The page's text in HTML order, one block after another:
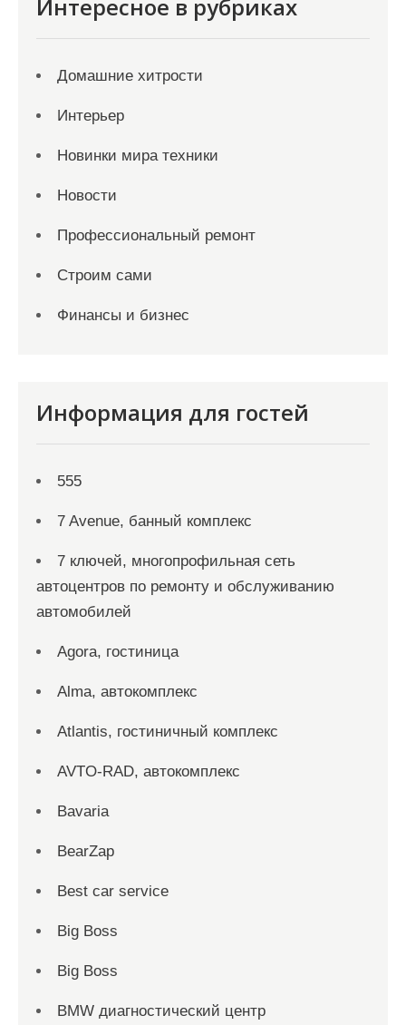
Интересное в рубриках
Домашние хитрости
Интерьер
Новинки мира техники
Новости
Профессиональный ремонт
Строим сами
Финансы и бизнес
Информация для гостей
555
7 Avenue, банный комплекс
7 ключей, многопрофильная сеть
автоцентров по ремонту и обслуживанию
автомобилей
Agora, гостиница
Alma, автокомплекс
Atlantis, гостиничный комплекс
AVTO-RAD, автокомплекс
Bavaria
BearZap
Best car service
Big Boss
Big Boss
BMW диагностический центр